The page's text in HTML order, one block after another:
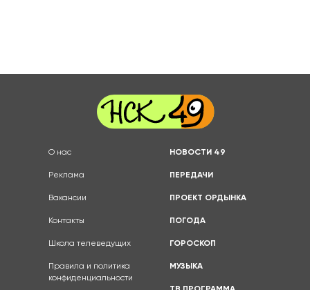
О нас
Реклама
Вакансии
Контакты
Школа телеведущих
Правила и политика
конфиденциальности
НОВОСТИ 49
ПЕРЕДАЧИ
ПРОЕКТ ОРДЫНКА
ПОГОДА
ГОРОСКОП
МУЗЫКА